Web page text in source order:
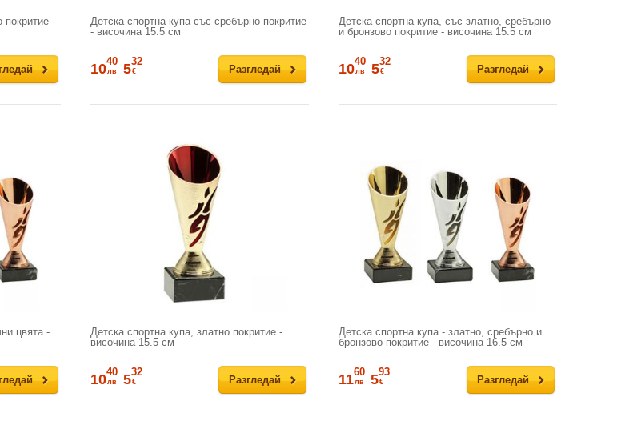
покритие -
Детска спортна купа със сребърно покритие
- височина 15.5 см
Разгледай
1040
лв 532
€
Детска спортна купа, със златно, сребърно
и бронзово покритие - височина 15.5 см
Разгледай
1040
лв 532
€
цвята -
Детска спортна купа, златно покритие -
височина 15.5 см
Разгледай
1040
лв 532
€
Детска спортна купа - златно, сребърно и
бронзово покритие - височина 16.5 см
Разгледай
1160
лв 593
€